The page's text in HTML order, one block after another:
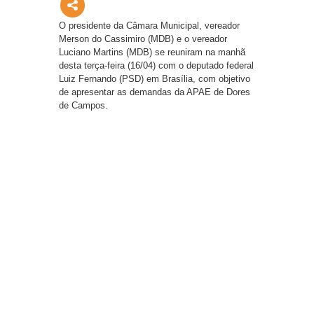
O presidente da Câmara Municipal, vereador
Merson do Cassimiro (MDB) e o vereador
Luciano Martins (MDB) se reuniram na manhã
desta terça-feira (16/04) com o deputado federal
Luiz Fernando (PSD) em Brasília, com objetivo
de apresentar as demandas da APAE de Dores
de Campos.